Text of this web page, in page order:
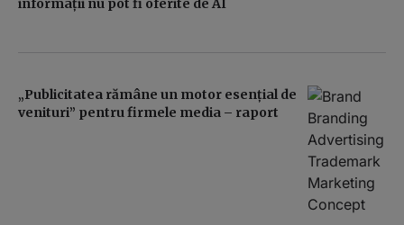
informații nu pot fi oferite de AI
„Publicitatea rămâne un motor esențial de
venituri” pentru firmele media – raport